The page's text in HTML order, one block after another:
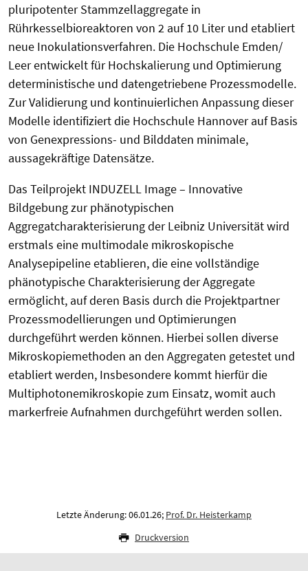
pluripotenter Stammzellaggregate in
Rührkesselbioreaktoren von 2 auf 10 Liter und etabliert
neue Inokulationsverfahren. Die Hochschule Emden/
Leerentwickelt für Hochskalierung und Optimierung
deterministische und datengetriebene Prozessmodelle.
Zur Validierung und kontinuierlichen Anpassung dieser
Modelle identifiziert die Hochschule Hannoverauf Basis
von Genexpressions- und Bilddaten minimale,
aussagekräftige Datensätze.
Das Teilprojekt INDUZELL Image – Innovative
Bildgebung zur phänotypischen
Aggregatcharakterisierung der Leibniz Universität wird
erstmals eine multimodale mikroskopische
Analysepipeline etablieren, die eine vollständige
phänotypische Charakterisierung der Aggregate
ermöglicht, auf deren Basis durch die Projektpartner
Prozessmodellierungen und Optimierungen
durchgeführt werden können. Hierbei sollen diverse
Mikroskopiemethoden an den Aggregaten getestet und
etabliert werden, Insbesondere kommt hierfür die
Multiphotonemikroskopie zum Einsatz, womit auch
markerfreie Aufnahmen durchgeführt werden sollen.
Letzte Änderung: 06.01.26; Prof. Dr. Heisterkamp
Druckversion